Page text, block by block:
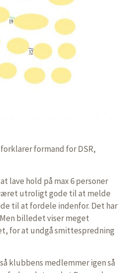
formand for DSR,
lave hold på max 6 personer
utroligt gode til at melde
til at fordele indenfor. Det har
billedet viser meget
for at undgå smittespredning
klubbens medlemmer igen så